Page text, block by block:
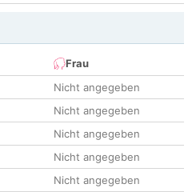
Frau
Nicht angegeben
Nicht angegeben
Nicht angegeben
Nicht angegeben
Nicht angegeben